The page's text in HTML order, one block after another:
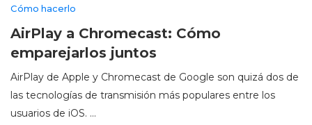
Cómo hacerlo
AirPlay a Chromecast: Cómo
emparejarlos juntos
AirPlay de Apple y Chromecast de Google son quizá dos de
las tecnologías de transmisión más populares entre los
usuarios de iOS. ...